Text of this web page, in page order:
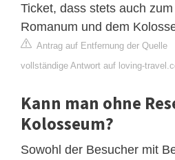
Ticket, dass stets auch
Romanum und dem
Antrag auf Entfernung der Quelle
vollständige Antwort auf loving-
Kann man ohne
Kolosseum?
Sowohl der Besucher mit